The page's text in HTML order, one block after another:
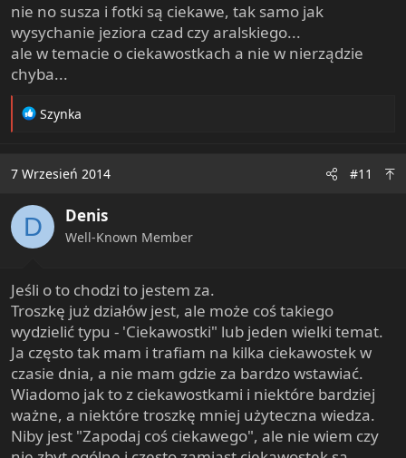
nie no susza i fotki są ciekawe, tak samo jak
wysychanie jeziora czad czy aralskiego...
ale w temacie o ciekawostkach a nie w nierządzie
chyba...
R
t
o
n
s
Szynka
7 Wrzesień 2014 #11
D Denis
Well-Known Member
Jeśli o to chodzi to jestem za.
Troszkę już działów jest, ale może coś takiego
wydzielić typu - 'Ciekawostki" lub jeden wielki temat.
Ja często tak mam i trafiam na kilka ciekawostek w
czasie dnia, a nie mam gdzie za bardzo wstawiać.
Wiadomo jak to z ciekawostkami i niektóre bardziej
ważne, a niektóre troszkę mniej użyteczna wiedza.
Niby jest "Zapodaj coś ciekawego", ale nie wiem czy